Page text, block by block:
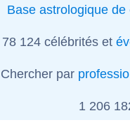
Base astrologique de
78 124 célébrités et
Chercher par
1 206